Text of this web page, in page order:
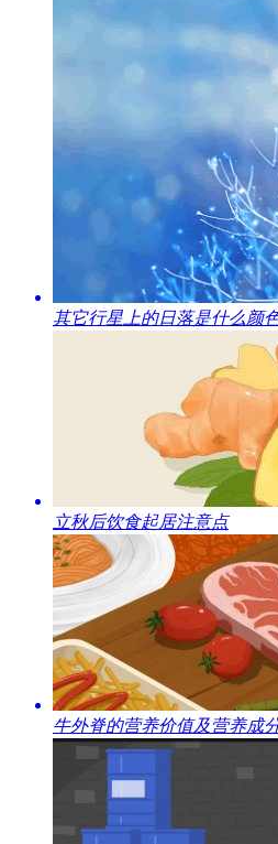
其它行星上的日落是什么颜
​立秋后饮食起居注意点
牛外脊的营养价值及营养成